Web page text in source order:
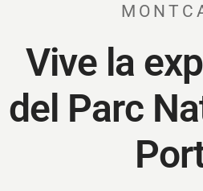
Vive la
del Parc